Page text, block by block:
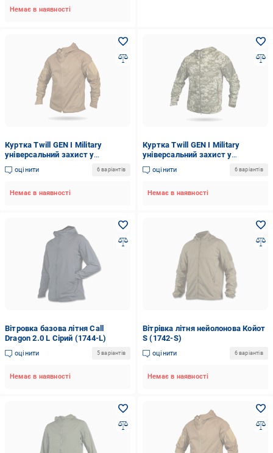
Немає в наявності
Куртка Twill GEN I Military
універсальний захист у
літньому форматі 2XL Койот
(1848-2XL)
оцінити 6 варіантів
Немає в наявності
Куртка Twill GEN I Military
універсальний захист у
літньому форматі 3XL (1847-
3XL)оцінити 6 варіантів
Немає в наявності
Вітровка базова літня Call
Dragon 2.0 L Сірий (1744-L)
оцінити 5 варіантів
Немає в наявності
Вітрівка літня нейолонова Койот
S (1742-S)
оцінити 6 варіантів
Немає в наявності